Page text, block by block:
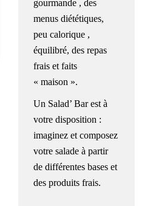
gourmande , des
menus diététiques,
peu calorique ,
équilibré, des repas
frais et faits
« maison ».
Un Salad’ Bar est à
votre disposition :
imaginez et composez
votre salade à partir
de différentes bases et
des produits frais.